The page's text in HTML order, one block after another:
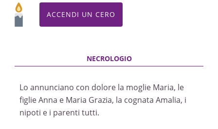
ACCENDI UN CERO
Lo annunciano con dolore la moglie Maria, le
figlie Anna e Maria Grazia, la cognata Amalia, i
nipoti e i parenti tutti.